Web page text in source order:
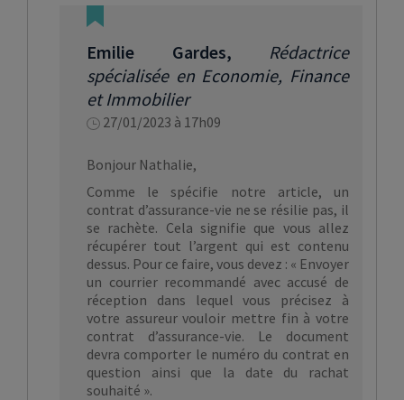
Emilie Gardes, Rédactrice
spécialisée en Economie, Finance
et Immobilier
27/01/2023 à 17h09
Bonjour Nathalie,
Comme le spécifie notre article, un
contrat d’assurance-vie ne se résilie pas, il
se rachète. Cela signifie que vous allez
récupérer tout l’argent qui est contenu
dessus. Pour ce faire, vous devez : « Envoyer
un courrier recommandé avec accusé de
réception dans lequel vous précisez à
votre assureur vouloir mettre fin à votre
contrat d’assurance-vie. Le document
devra comporter le numéro du contrat en
question ainsi que la date du rachat
souhaité ».